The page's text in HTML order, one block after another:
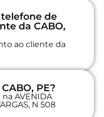
de
da CABO,
ao cliente da
PE?
AVENIDA
N 508